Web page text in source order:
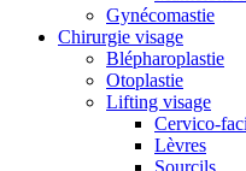
Gynécomastie
Chirurgie visage
Blépharoplastie
Otoplastie
Lifting visage
Cervico-
Lèvres
Sourcils